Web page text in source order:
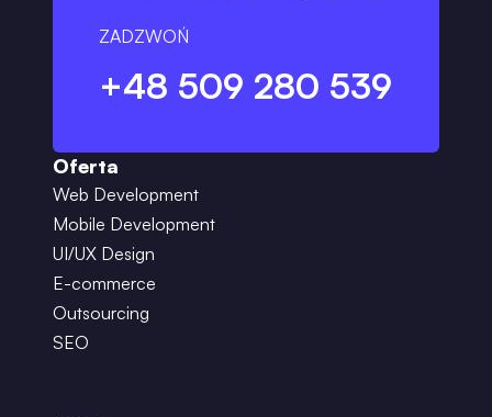
ZADZWOŃ
+48 509 280 539
Oferta
Web Development
Mobile Development
UI/UX Design
E-commerce
Outsourcing
SEO